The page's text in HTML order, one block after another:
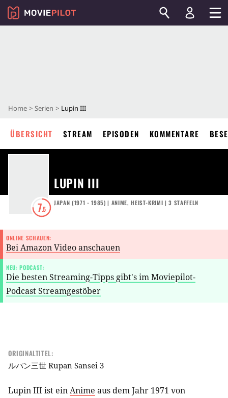
Home Serien Lupin III
ÜBERSICHT STREAM EPISODEN KOMMENTARE
7.5
LUPIN III
JAPAN (1971 - 1985) | ANIME,HEIST-KRIMI |3 STAFFELN
ONLINE SCHAUEN:
Bei Amazon Video anschauen
NEU: PODCAST:
Die besten Streaming-Tipps gibt's im Moviepilot-
Podcast Streamgestöber
ORIGINALTITEL:
ルパン三世 Rupan Sansei 3
Lupin III ist einAnime aus dem Jahr 1971 von